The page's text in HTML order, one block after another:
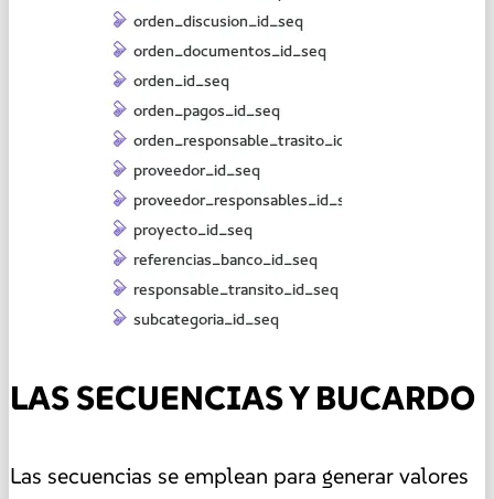
LAS SECUENCIAS Y BUCARDO
Las secuencias se emplean para generar valores